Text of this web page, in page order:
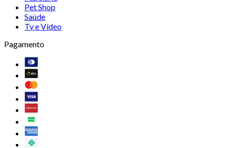
Pet Shop
Saúde
Tv e Vídeo
Pagamento